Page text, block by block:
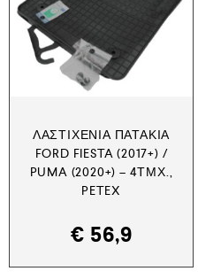
ΛΑΣΤΙΧΈΝΙΑ ΠΑΤΆΚΙΑ
FORD FIESTA (2017+) /
PUMA (2020+) – 4ΤΜΧ.,
PETEX
€ 56,9